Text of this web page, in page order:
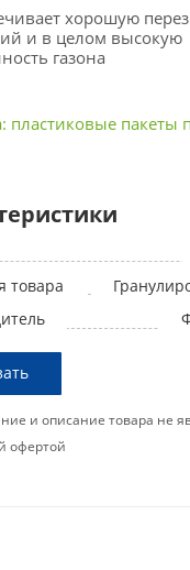
хорошую
и в целом высокую
газона
пластиковые пакеты
товара
и описание товара не
офертой